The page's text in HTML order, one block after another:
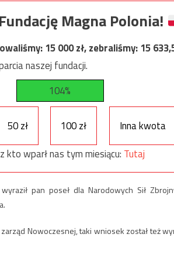
Magna Polonia!
15 000zł, zebraliśmy:15
naszej fundacji.
104%
50 zł 100 zł
Inna kwota
kto wparł nas tym miesiącu: Tutaj
pan poseł dla Narodowych Sił
Nowoczesnej, taki wniosek został też